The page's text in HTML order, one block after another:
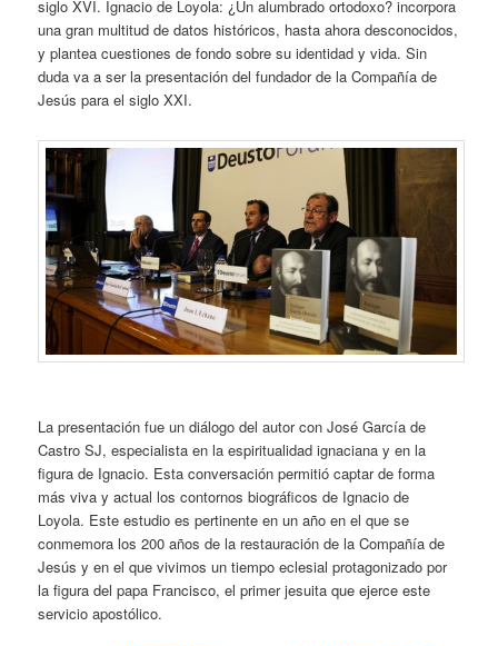
siglo XVI. Ignacio de Loyola: ¿Un alumbrado ortodoxo? incorpora
una gran multitud de datos históricos, hasta ahora desconocidos,
y plantea cuestiones de fondo sobre su identidad y vida. Sin
duda va a ser la presentación del fundador de la Compañía de
Jesús para el siglo XXI.
La presentación fue un diálogo del autor con José García de
Castro SJ, especialista en la espiritualidad ignaciana y en la
figura de Ignacio. Esta conversación permitió captar de forma
más viva y actual los contornos biográficos de Ignacio de
Loyola. Este estudio es pertinente en un año en el que se
conmemora los 200 años de la restauración de la Compañía de
Jesús y en el que vivimos un tiempo eclesial protagonizado por
la figura del papa Francisco, el primer jesuita que ejerce este
servicio apostólico.